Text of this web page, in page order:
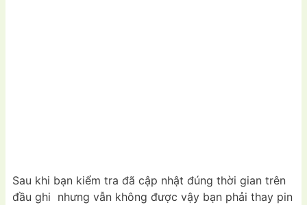
Sau khi bạn kiểm tra đã cập nhật đúng thời gian trên
đầu ghi nhưng vẫn không được vậy bạn phải thay pin